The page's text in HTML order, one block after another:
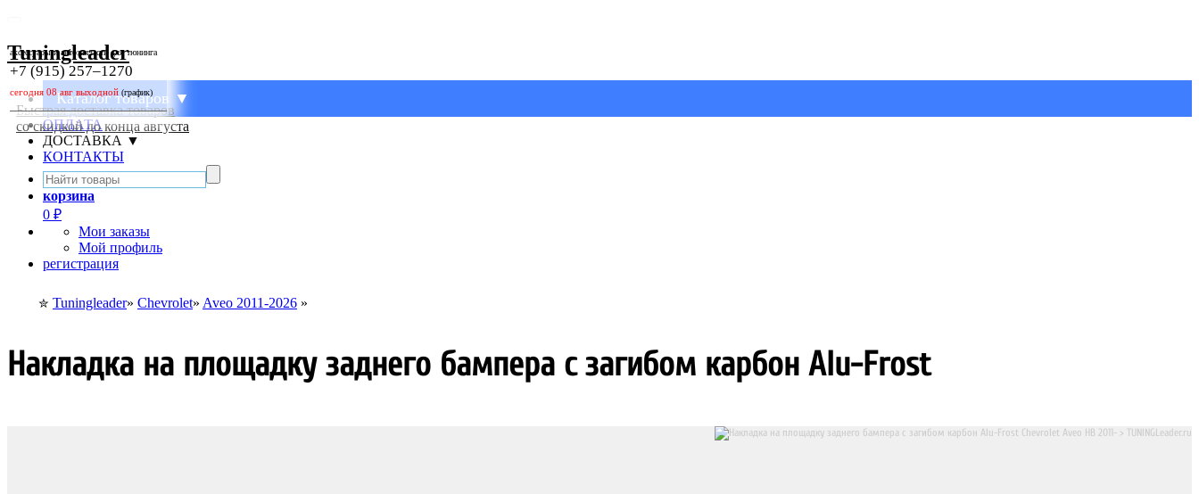
Tuningleader
аксессуары и автозапчасти для тюнинга
+7 (915) 257–1270
(график)
Быстрая доставка товаров
со скидкой до конца августа
Каталог товаров ▼
ОПЛАТА
ДОСТАВКА ▼
КОНТАКТЫ
корзина
0 ₽
Мои заказы
Мой профиль
регистрация
✮ Tuningleader» Chevrolet» Aveo 2011-2026 »
Накладка на площадку заднего бампера с загибом карбон Alu-Frost